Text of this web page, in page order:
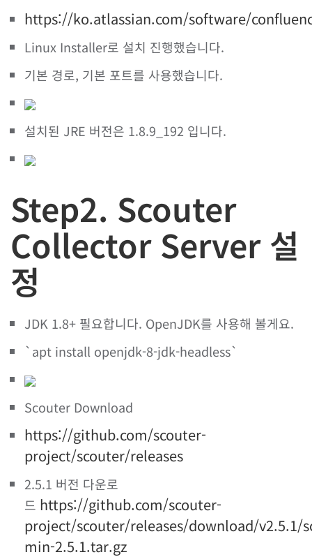
https://ko.atlassian.com/software/
Linux Installer로 설치 진행했습니다.
기본 경로, 기본 포트를 사용했습니다.
설치된 JRE 버전은 1.8.9_192 입니다.
Step2. Scouter
Collector Server 설
정
JDK 1.8+ 필요합니다. OpenJDK를 사용해 볼게요.
`apt install openjdk-8-jdk-headless`
Scouter Download
https://github.com/scouter-
project/scouter/releases
2.5.1 버전 다운로
드 https://github.com/scouter-
project/scouter/releases/download/v2.5.1/
min-2.5.1.tar.gz